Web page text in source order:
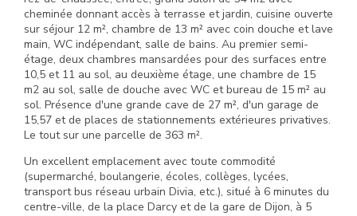
cheminée donnant accès à terrasse et jardin, cuisine ouverte
sur séjour 12 m², chambre de 13 m² avec coin douche et lave
main, WC indépendant, salle de bains. Au premier semi-
étage, deux chambres mansardées pour des surfaces entre
10,5 et 11 au sol, au deuxième étage, une chambre de 15
m2 au sol, salle de douche avec WC et bureau de 15 m² au
sol. Présence d'une grande cave de 27 m², d'un garage de
15,57 et de places de stationnements extérieures privatives.
Le tout sur une parcelle de 363 m².
Un excellent emplacement avec toute commodité
(supermarché, boulangerie, écoles, collèges, lycées,
transport bus réseau urbain Divia, etc.), situé à 6 minutes du
centre-ville, de la place Darcy et de la gare de Dijon, à 5